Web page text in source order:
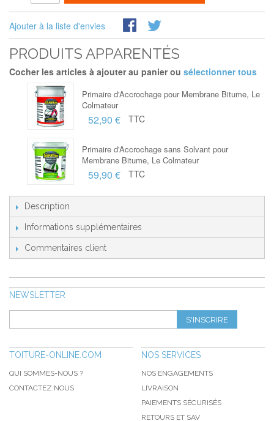
Ajouter à la liste d'envies
PRODUITS APPARENTÉS
Cocher les articles à ajouter au panier ou sélectionner tous
Primaire d'Accrochage pour Membrane Bitume, Le
Colmateur
52,90 € TTC
Primaire d'Accrochage sans Solvant pour
Membrane Bitume, Le Colmateur
59,90 € TTC
Description
Informations supplémentaires
Commentaires client
NEWSLETTER
S'INSCRIRE
TOITURE-ONLINE.COM
QUI SOMMES-NOUS ?
CONTACTEZ NOUS
NOS SERVICES
NOS ENGAGEMENTS
LIVRAISON
PAIEMENTS SÉCURISÉS
RETOURS ET SAV